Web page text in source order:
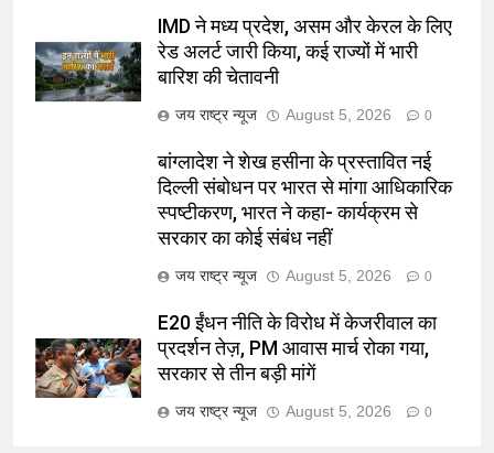
IMD ने मध्य प्रदेश, असम और केरल के लिए
रेड अलर्ट जारी किया, कई राज्यों में भारी
बारिश की चेतावनी
जय राष्ट्र न्यूज August 5, 2026 0
बांग्लादेश ने शेख हसीना के प्रस्तावित नई
दिल्ली संबोधन पर भारत से मांगा आधिकारिक
स्पष्टीकरण, भारत ने कहा- कार्यक्रम से
सरकार का कोई संबंध नहीं
जय राष्ट्र न्यूज August 5, 2026 0
E20 ईंधन नीति के विरोध में केजरीवाल का
प्रदर्शन तेज़, PM आवास मार्च रोका गया,
सरकार से तीन बड़ी मांगें
जय राष्ट्र न्यूज August 5, 2026 0